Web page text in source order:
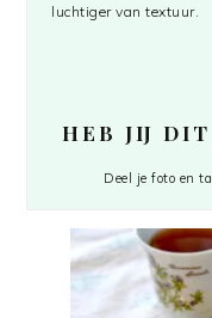
luchtiger van textuur.
HEB JIJ
Deel je foto en